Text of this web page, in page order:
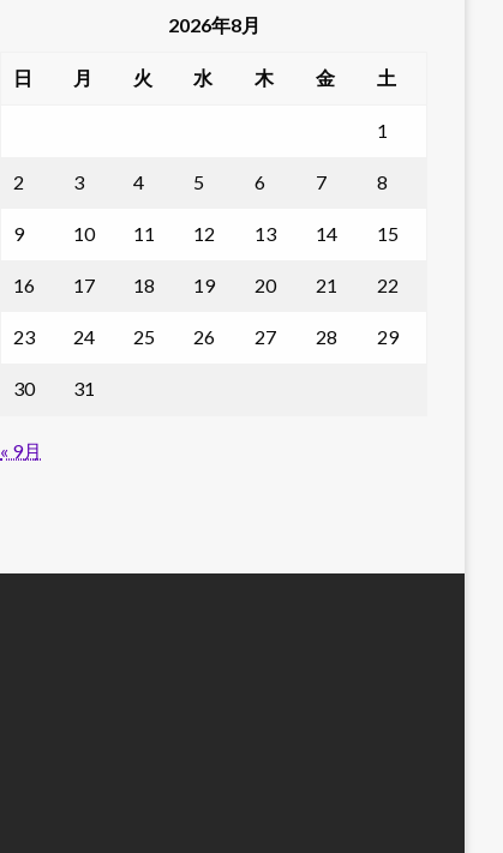
2026年8月
日 月 火 水 木 金 土
1
2 3 4 5 6 7 8
9 10 11 12 13 14 15
16 17 18 19 20 21 22
23 24 25 26 27 28 29
30 31
« 9月